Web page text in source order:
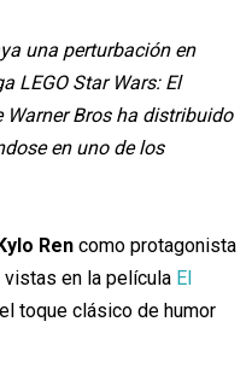
una perturbación en
LEGO Star Wars: El
Warner Bros ha distribuido
en uno de los
Rencomo protagonista
en la película El
toque clásico de humor